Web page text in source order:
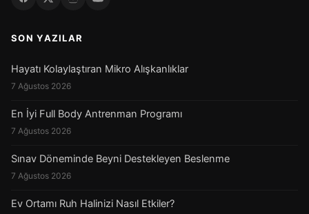
SON YAZILAR
Hayatı Kolaylaştıran Mikro Alışkanlıklar
7 Ağustos 2026
En İyi Full Body Antrenman Programı
7 Ağustos 2026
Sınav Döneminde Beyni Destekleyen Beslenme
7 Ağustos 2026
Ev Ortamı Ruh Halinizi Nasıl Etkiler?